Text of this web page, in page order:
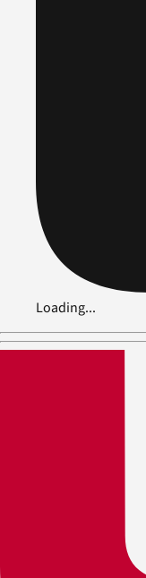
Loading...